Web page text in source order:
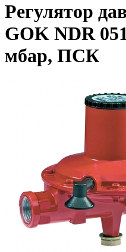
Регулятор
GOK NDR
мбар, ПСК